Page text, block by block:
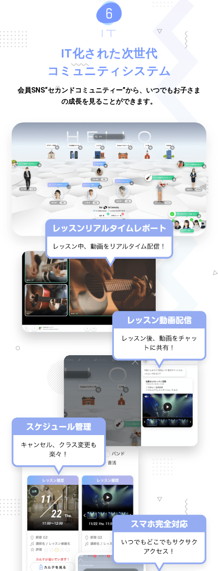
IT
IT化された次世代
コミュニティシステム
会員SNS“セカンドコミュニティー”から、いつでもお子さま
の成長を見ることができます。